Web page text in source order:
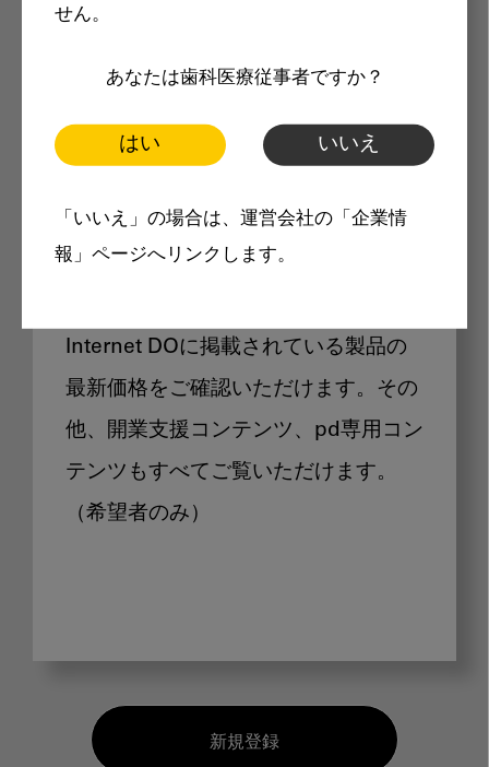
せん。
あなたは歯科医療従事者ですか？
はい いいえ
「いいえ」の場合は、運営会社の「企業情
報」ページへリンクします。
製品価格も閲覧可能
Internet DOに掲載されている製品の
最新価格をご確認いただけます。その
他、開業支援コンテンツ、pd専用コン
テンツもすべてご覧いただけます。
（希望者のみ）
新規登録